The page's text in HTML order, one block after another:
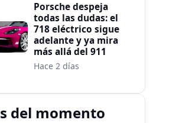
Porsche despeja
todas las dudas: el
718 eléctrico sigue
adelante y ya mira
más allá del 911
Hace 2 días
del momento